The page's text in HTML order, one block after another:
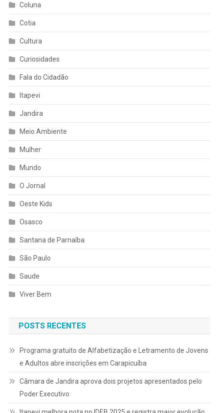
Coluna
Cotia
Cultura
Curiosidades
Fala do Cidadão
Itapevi
Jandira
Meio Ambiente
Mulher
Mundo
O Jornal
Oeste Kids
Osasco
Santana de Parnaíba
São Paulo
Saude
Viver Bem
POSTS RECENTES
Programa gratuito de Alfabetização e Letramento de Jovens
e Adultos abre inscrições em Carapicuíba
Câmara de Jandira aprova dois projetos apresentados pelo
Poder Executivo